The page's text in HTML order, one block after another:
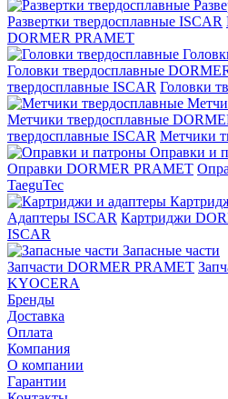
Развертки твердосплавные ISCAR
DORMER PRAMET
Головки твердосплавные
твердосплавные ISCAR Головки
Метчики твердосплавные
твердосплавные ISCAR Метчики
Оправки и
Оправки DORMER PRAMET
TaeguTec
Адаптеры ISCAR Картриджи
ISCAR
Запасные части
Запчасти DORMER PRAMET
KYOCERA
Бренды
Доставка
Оплата
Компания
О компании
Гарантии